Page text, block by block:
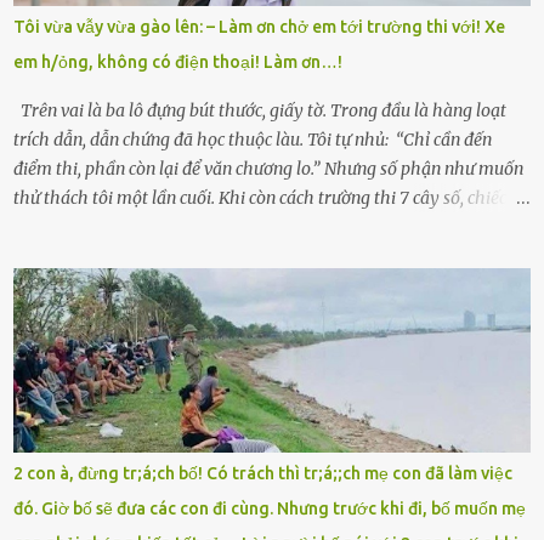
cái tên mẹ đặt lúc còn sống, mong tụi nhỏ sau này như hoa mai nở
giữa mùa đông. Nhưng hoa có đẹp mấy cũng cần đất màu, mà nhà
thì chỉ toàn đất sỏi đá và khốn khó. Năm đó, Trí đỗ Đại học Bách
Khoa Hà...
Tôi vừa vẫy vừa gào lên: – Làm ơn chở em tới trường thi với! Xe
em h/ỏng, không có điện thoại! Làm ơn…!
Trên vai là ba lô đựng bút thước, giấy tờ. Trong đầu là hàng loạt
trích dẫn, dẫn chứng đã học thuộc làu. Tôi tự nhủ: “Chỉ cần đến
điểm thi, phần còn lại để văn chương lo.” Nhưng số phận như muốn
thử thách tôi một lần cuối. Khi còn cách trường thi 7 cây số, chiếc xe
sực nhớ – điện thoại đang sạc, sáng nay quên mang theo! Giữa con
đường thưa thớt người qua lại, tôi hoảng loạn vẫy tay xin đi nhờ. –
Chú ơi, cháu đi thi, xe hỏng rồi! Làm ơn cho cháu đi nhờ với! – Cô ơi,
giúp cháu với, cháu không có điện thoại… Người thì lắc đầu. Người
thì tăng ga tránh xa như né một kẻ lừa đảo. Tôi gào lên giữa đường
như một kẻ mất trí. Vô ích. 6h10. Còn hơn 30 phút nữa. Trong đầu
tôi chỉ có một lựa chọn duy nhất: chạy. Tôi quăng xe vào vệ đường,
rút tờ giấy báo dự thi nhét túi áo, đeo ba lô và chạy . Chạy miết.
Chạy không ngừng. Qua ngã...
2 con à, đừng tr;á;ch bố! Có trách thì tr;á;;ch mẹ con đã làm việc
đó. Giờ bố sẽ đưa các con đi cùng. Nhưng trước khi đi, bố muốn mẹ